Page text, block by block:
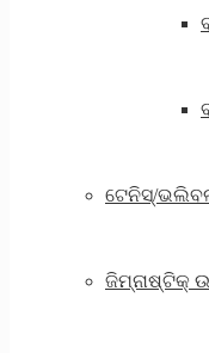
ଟେନିସ୍/
ଜିମ୍ନାଷ୍ଟିକ୍